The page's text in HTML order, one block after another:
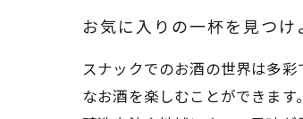
お気に入りの一杯を見つ
スナックでのお酒の世界は多
なお酒を楽しむことができま